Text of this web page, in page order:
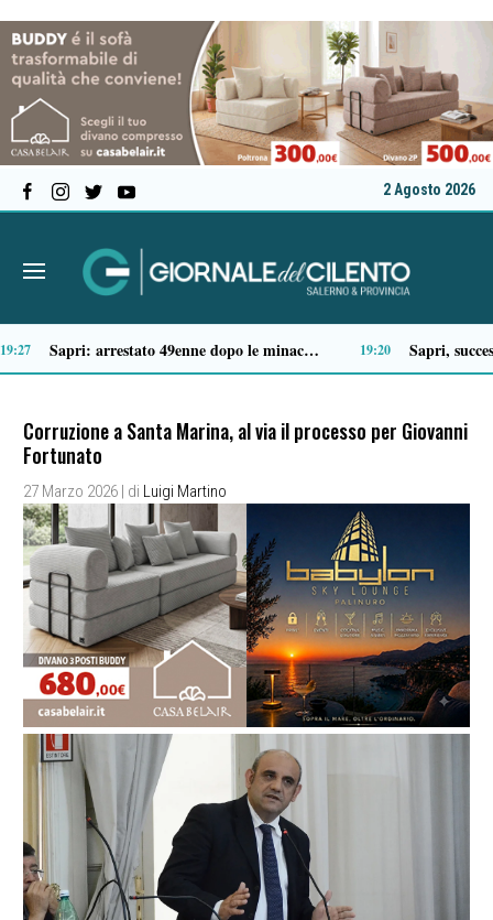
2 Agosto 2026
Tragico incidente sulla Cilentana: muore motociclista di 37 anni 13:20
Corruzione a Santa Marina, al via il processo per Giovanni
Fortunato
27 Marzo 2026 | di Luigi Martino